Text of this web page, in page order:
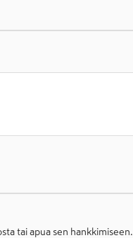
tai apua sen hankkimiseen.